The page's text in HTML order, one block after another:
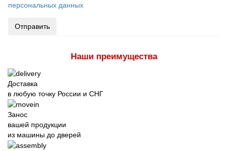
персональных данных
Отправить
Наши преимущества
Доставка
в любую точку России и СНГ
Занос
вашей продукции
из машины до дверей